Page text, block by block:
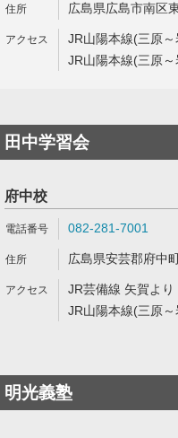
広島県広島市南区
JR山陽本線(三原
JR山陽本線(三原
田中学習会
府中校
082-281-7001
広島県安芸郡府中
JR芸備線 矢賀よ
JR山陽本線(三原
明光義塾